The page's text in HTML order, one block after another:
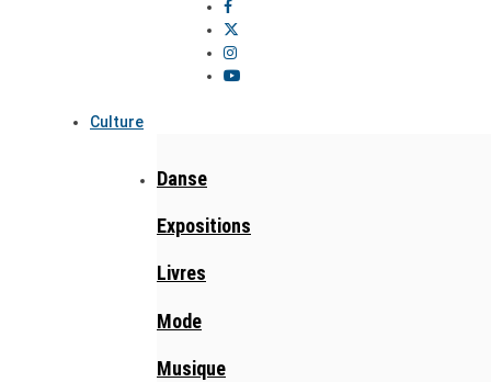
Culture
Danse
Expositions
Livres
Mode
Musique